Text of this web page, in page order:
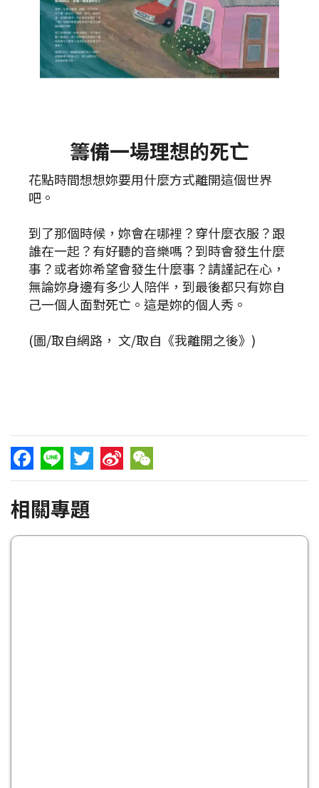
籌備一場理想的死亡
花點時間想想妳要用什麼方式離開這個世界
吧。
到了那個時候，妳會在哪裡？穿什麼衣服？跟
誰在一起？有好聽的音樂嗎？到時會發生什麼
事？或者妳希望會發生什麼事？請謹記在心，
無論妳身邊有多少人陪伴，到最後都只有妳自
己一個人面對死亡。這是妳的個人秀。
(圖/取自網路， 文/取自《我離開之後》)
Facebook
Line TwitterSina WeChat
相關專題